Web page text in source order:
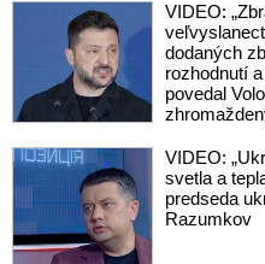
VIDEO:
dodaných
rozhodnutí
povedal
odkázal, že
VIDEO:
svetla a
predseda
Razumkov